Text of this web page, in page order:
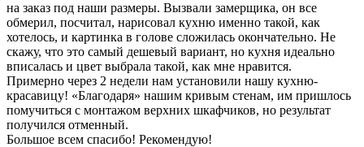
на заказ под наши размеры. Вызвали замерщика, он все
обмерил, посчитал, нарисовал кухню именно такой, как
хотелось, и картинка в голове сложилась окончательно. Не
скажу, что это самый дешевый вариант, но кухня идеально
вписалась и цвет выбрала такой, как мне нравится.
Примерно через 2 недели нам установили нашу кухню-
красавицу! «Благодаря» нашим кривым стенам, им пришлось
помучиться с монтажом верхних шкафчиков, но результат
получился отменный.
Большое всем спасибо! Рекомендую!